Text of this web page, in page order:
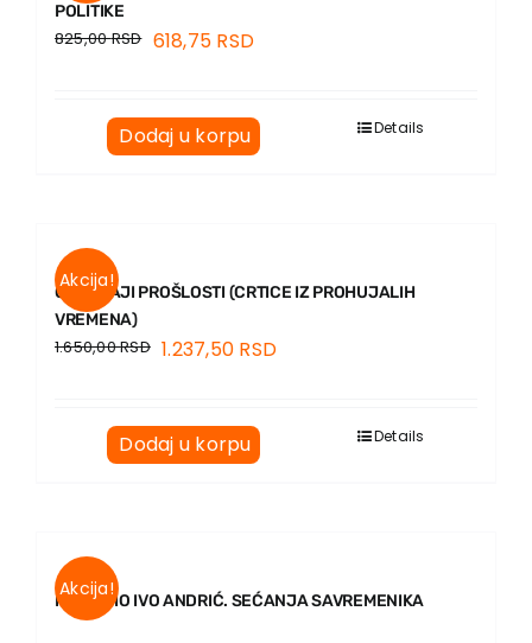
POLITIKE
825,00RSD 618,75 RSD
Dodaj u korpu Details
Akcija!
OTKUCAJI PROŠLOSTI (CRTICE IZ PROHUJALIH
VREMENA)
1.650,00RSD 1.237,50 RSD
Dodaj u korpu Details
Akcija!
KO JE BIO IVO ANDRIĆ. SEĆANJA SAVREMENIKA